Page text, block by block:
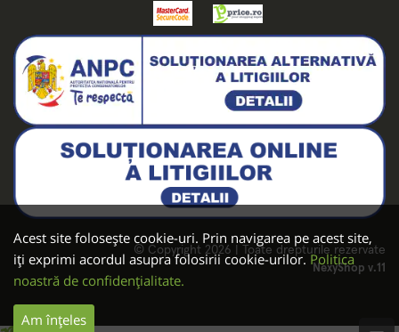
Acest site folosește cookie-uri. Prin navigarea pe acest site,
iți exprimi acordul asupra folosirii cookie-urilor.Politica
noastră de confidențialitate.
Am înțeles
© Copyright 2026 | Toate drepturile rezervate
NexyShop v.11